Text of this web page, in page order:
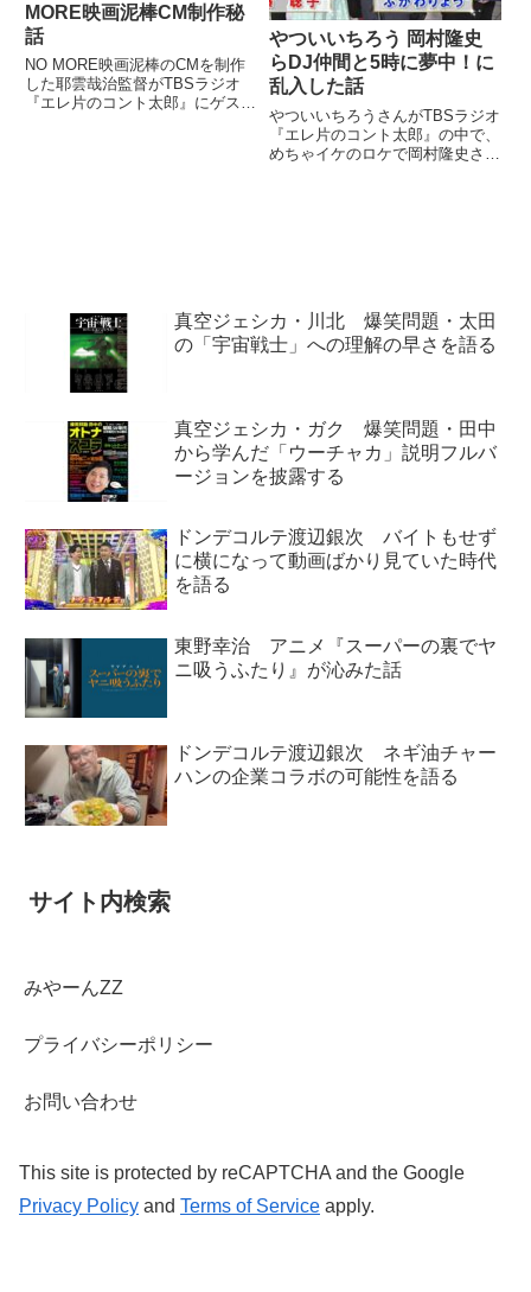
MORE映画泥棒CM制作秘
話
NO MORE映画泥棒のCMを制作
した耶雲哉治監督がTBSラジオ
『エレ片のコント太郎』にゲスト
やついいちろう 岡村隆史
らDJ仲間と5時に夢中！に
乱入した話
やついいちろうさんがTBSラジオ
『エレ片のコント太郎』の中で、
めちゃイケのロケで岡村隆史さ
真空ジェシカ・川北 爆笑問題・太田
の「宇宙戦士」への理解の早さを語る
真空ジェシカ・ガク 爆笑問題・田中
から学んだ「ウーチャカ」説明フルバ
ージョンを披露する
ドンデコルテ渡辺銀次 バイトもせず
に横になって動画ばかり見ていた時代
を語る
東野幸治 アニメ『スーパーの裏でヤ
ニ吸うふたり』が沁みた話
ドンデコルテ渡辺銀次 ネギ油チャー
ハンの企業コラボの可能性を語る
サイト内検索
みやーんZZ
プライバシーポリシー
お問い合わせ
This site is protected by reCAPTCHA and the Google
Privacy Policy and Terms of Service apply.